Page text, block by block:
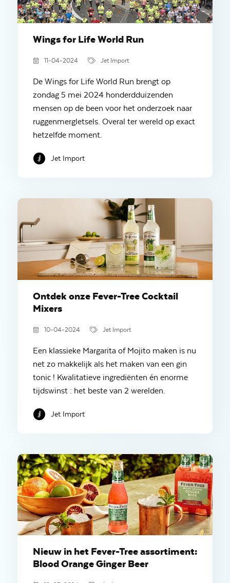
Wings for Life World Run
11-04-2024 Jet Import
De Wings for Life World Run brengt op
zondag 5 mei 2024 honderdduizenden
mensen op de been voor het onderzoek naar
ruggenmergletsels. Overal ter wereld op exact
hetzelfde moment.
Jet Import
Ontdek onze Fever-Tree Cocktail
Mixers
10-04-2024 Jet Import
Een klassieke Margarita of Mojito maken is nu
net zo makkelijk als het maken van een gin
tonic ! Kwalitatieve ingrediënten én enorme
tijdswinst : het beste van 2 werelden.
Jet Import
Nieuw in het Fever-Tree assortiment:
Blood Orange Ginger Beer